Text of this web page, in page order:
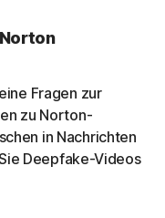
Fragen zur
zu Norton-
in Nachrichten
Deepfake-Videos